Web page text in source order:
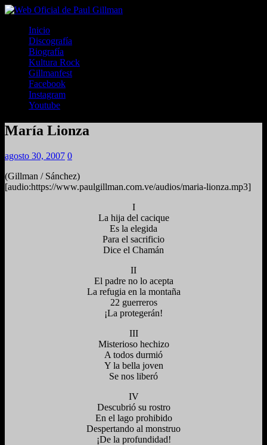
Inicio
Discografía
Biografía
Kultura Rock
Gillmanfest
Facebook
Instagram
Youtube
María Lionza
agosto 30, 2007 0
(Gillman / Sánchez)
[audio:https://www.paulgillman.com.ve/audios/maria-lionza.mp3]
I
La hija del cacique
Es la elegida
Para el sacrificio
Dice el Chamán
II
El padre no lo acepta
La refugia en la montaña
22 guerreros
¡La protegerán!
III
Misterioso hechizo
A todos durmió
Y la bella joven
Se nos liberó
IV
Descubrió su rostro
En el lago prohibido
Despertando al monstruo
¡De la profundidad!